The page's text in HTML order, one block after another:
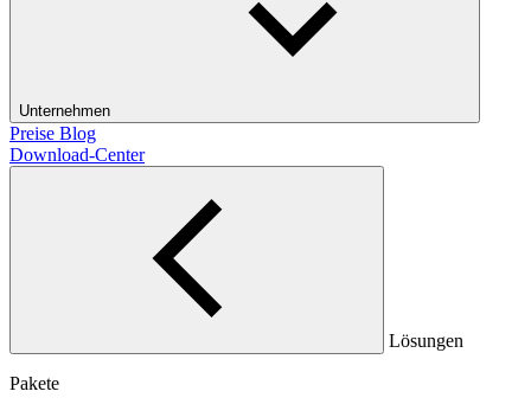
Unternehmen
Preise Blog
Download-Center
Lösungen
Pakete